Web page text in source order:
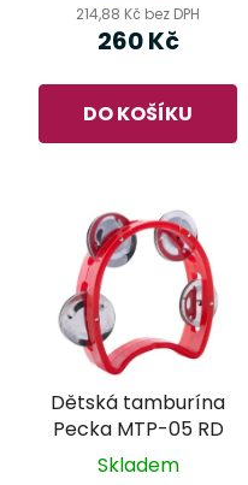
214,88 Kč bez DPH
260 Kč
DO KOŠÍKU
Dětská tamburína
Pecka MTP-05 RD
Skladem